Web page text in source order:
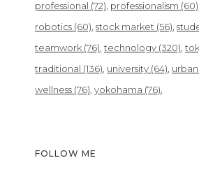
professional (72) professionalism (60)
robotics (60) stock market (56)
teamwork (76) technology (320)
traditional (136) university (64) urban
wellness (76) yokohama (76)
FOLLOW ME